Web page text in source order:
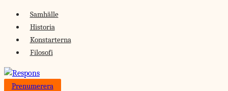
Skip
content
Samhälle
Historia
Konstarterna
Filosofi
Prenumerera